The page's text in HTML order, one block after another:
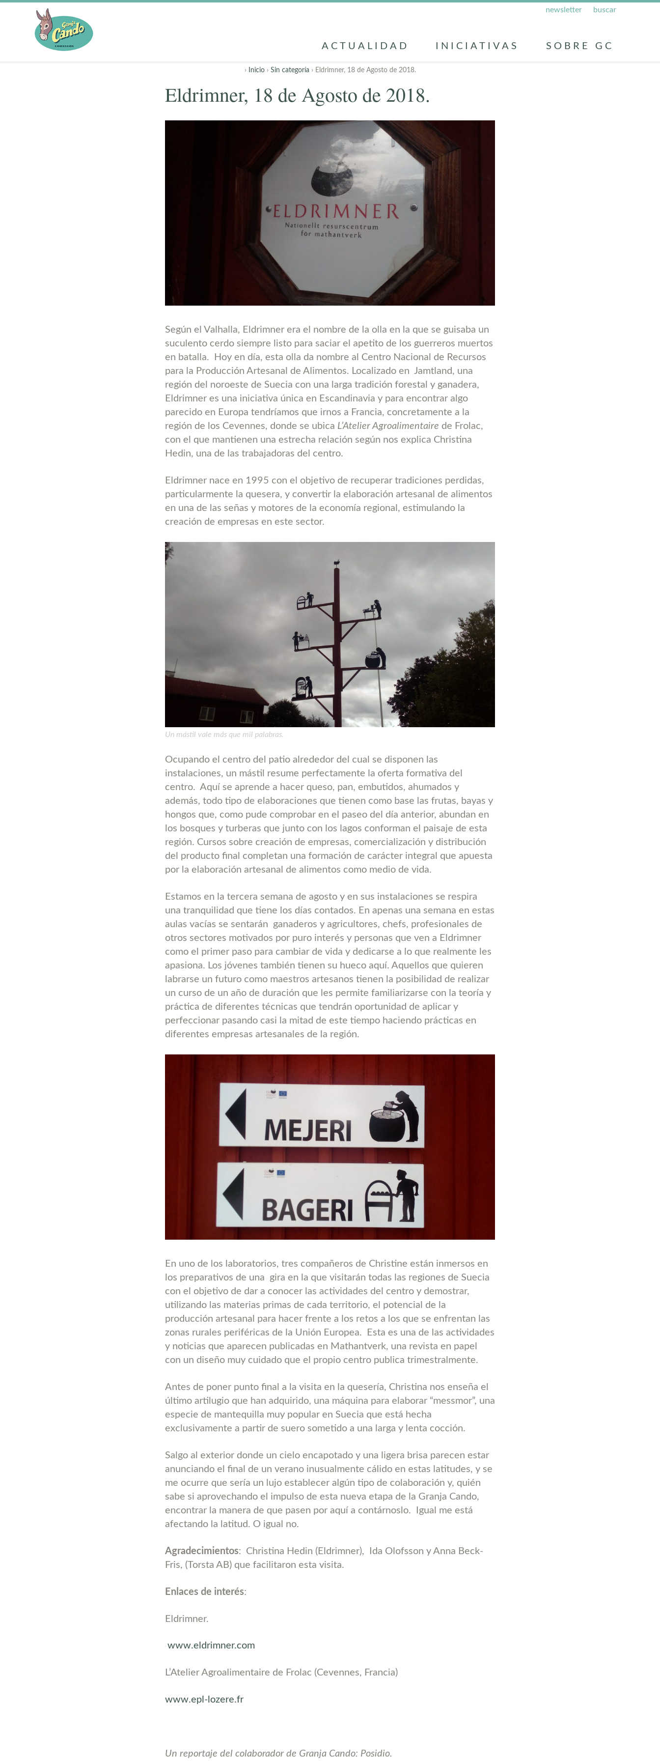
buscar
newsletter
SOBRE GC
INICIATIVAS
ACTUALIDAD
› Inicio › Sin categoría › Eldrimner, 18 de Agosto de 2018.
Eldrimner, 18 de Agosto de 2018.
Según el Valhalla, Eldrimner era el nombre de la olla en la que se guisaba un
suculento cerdo siempre listo para saciar el apetito de los guerreros muertos
en batalla.
Hoy en día, esta olla da nombre al Centro Nacional de Recursos
para la Producción Artesanal de Alimentos. Localizado en Jamtland, una
región del noroeste de Suecia con una larga tradición forestal y ganadera,
Eldrimner es una iniciativa única en Escandinavia y para encontrar algo
parecido en Europa tendríamos que irnos a Francia, concretamente a la
región de los Cevennes, donde se ubica L’Atelier Agroalimentaire de Frolac,
con el que mantienen una estrecha relación según nos explica Christina
Hedin, una de las trabajadoras del centro.
Eldrimner nace en 1995 con el objetivo de recuperar tradiciones perdidas,
particularmente la quesera, y convertir la elaboración artesanal de alimentos
en una de las señas y motores de la economía regional, estimulando la
creación de empresas en este sector.
Un mástil vale más que mil palabras.
Ocupando el centro del patio alrededor del cual se disponen las
instalaciones, un mástil resume perfectamente la oferta formativa del
centro. Aquí se aprende a hacer queso, pan, embutidos, ahumados y
además, todo tipo de elaboraciones que tienen como base las frutas, bayas y
hongos que, como pude comprobar en el paseo del día anterior, abundan en
los bosques y turberas que junto con los lagos conforman el paisaje de esta
región. Cursos sobre creación de empresas, comercialización y distribución
del producto final completan una formación de carácter integral que apuesta
por la elaboración artesanal de alimentos como medio de vida.
Estamos en la tercera semana de agosto y en sus instalaciones se respira
una tranquilidad que tiene los días contados. En apenas una semana en estas
aulas vacías se sentarán ganaderos y agricultores, chefs, profesionales de
otros sectores motivados por puro interés y personas que ven a Eldrimner
como el primer paso para cambiar de vida y dedicarse a lo que realmente les
apasiona. Los jóvenes también tienen su hueco aquí. Aquellos que quieren
labrarse un futuro como maestros artesanos tienen la posibilidad de realizar
un curso de un año de duración que les permite familiarizarse con la teoría y
práctica de diferentes técnicas que tendrán oportunidad de aplicar y
perfeccionar pasando casi la mitad de este tiempo haciendo prácticas en
diferentes empresas artesanales de la región.
En uno de los laboratorios, tres compañeros de Christine están inmersos en
los preparativos de una gira en la que visitarán todas las regiones de Suecia
con el objetivo de dar a conocer las actividades del centro y demostrar,
utilizando las materias primas de cada territorio, el potencial de la
producción artesanal para hacer frente a los retos a los que se enfrentan las
zonas rurales periféricas de la Unión Europea.
Esta es una de las actividades
y noticias que aparecen publicadas en Mathantverk, una revista en papel
con un diseño muy cuidado que el propio centro publica trimestralmente.
Antes de poner punto final a la visita en la quesería, Christina nos enseña el
último artilugio que han adquirido, una máquina para elaborar “messmor”, una
especie de mantequilla muy popular en Suecia que está hecha
exclusivamente a partir de suero sometido a una larga y lenta cocción.
Salgo al exterior donde un cielo encapotado y una ligera brisa parecen estar
anunciando el final de un verano inusualmente cálido en estas latitudes, y se
me ocurre que sería un lujo establecer algún tipo de colaboración y, quién
sabe si aprovechando el impulso de esta nueva etapa de la Granja Cando,
encontrar la manera de que pasen por aquí a contárnoslo.
Igual me está
afectando la latitud. O igual no.
Agradecimientos: Christina Hedin (Eldrimner),
Ida Olofsson y Anna Beck-
Fris, (Torsta AB) que facilitaron esta visita.
Enlaces de interés:
Eldrimner.
www.eldrimner.com
L’Atelier Agroalimentaire de Frolac (Cevennes, Francia)
www.epl-lozere.fr
Un reportaje del colaborador de Granja Cando: Posidio.